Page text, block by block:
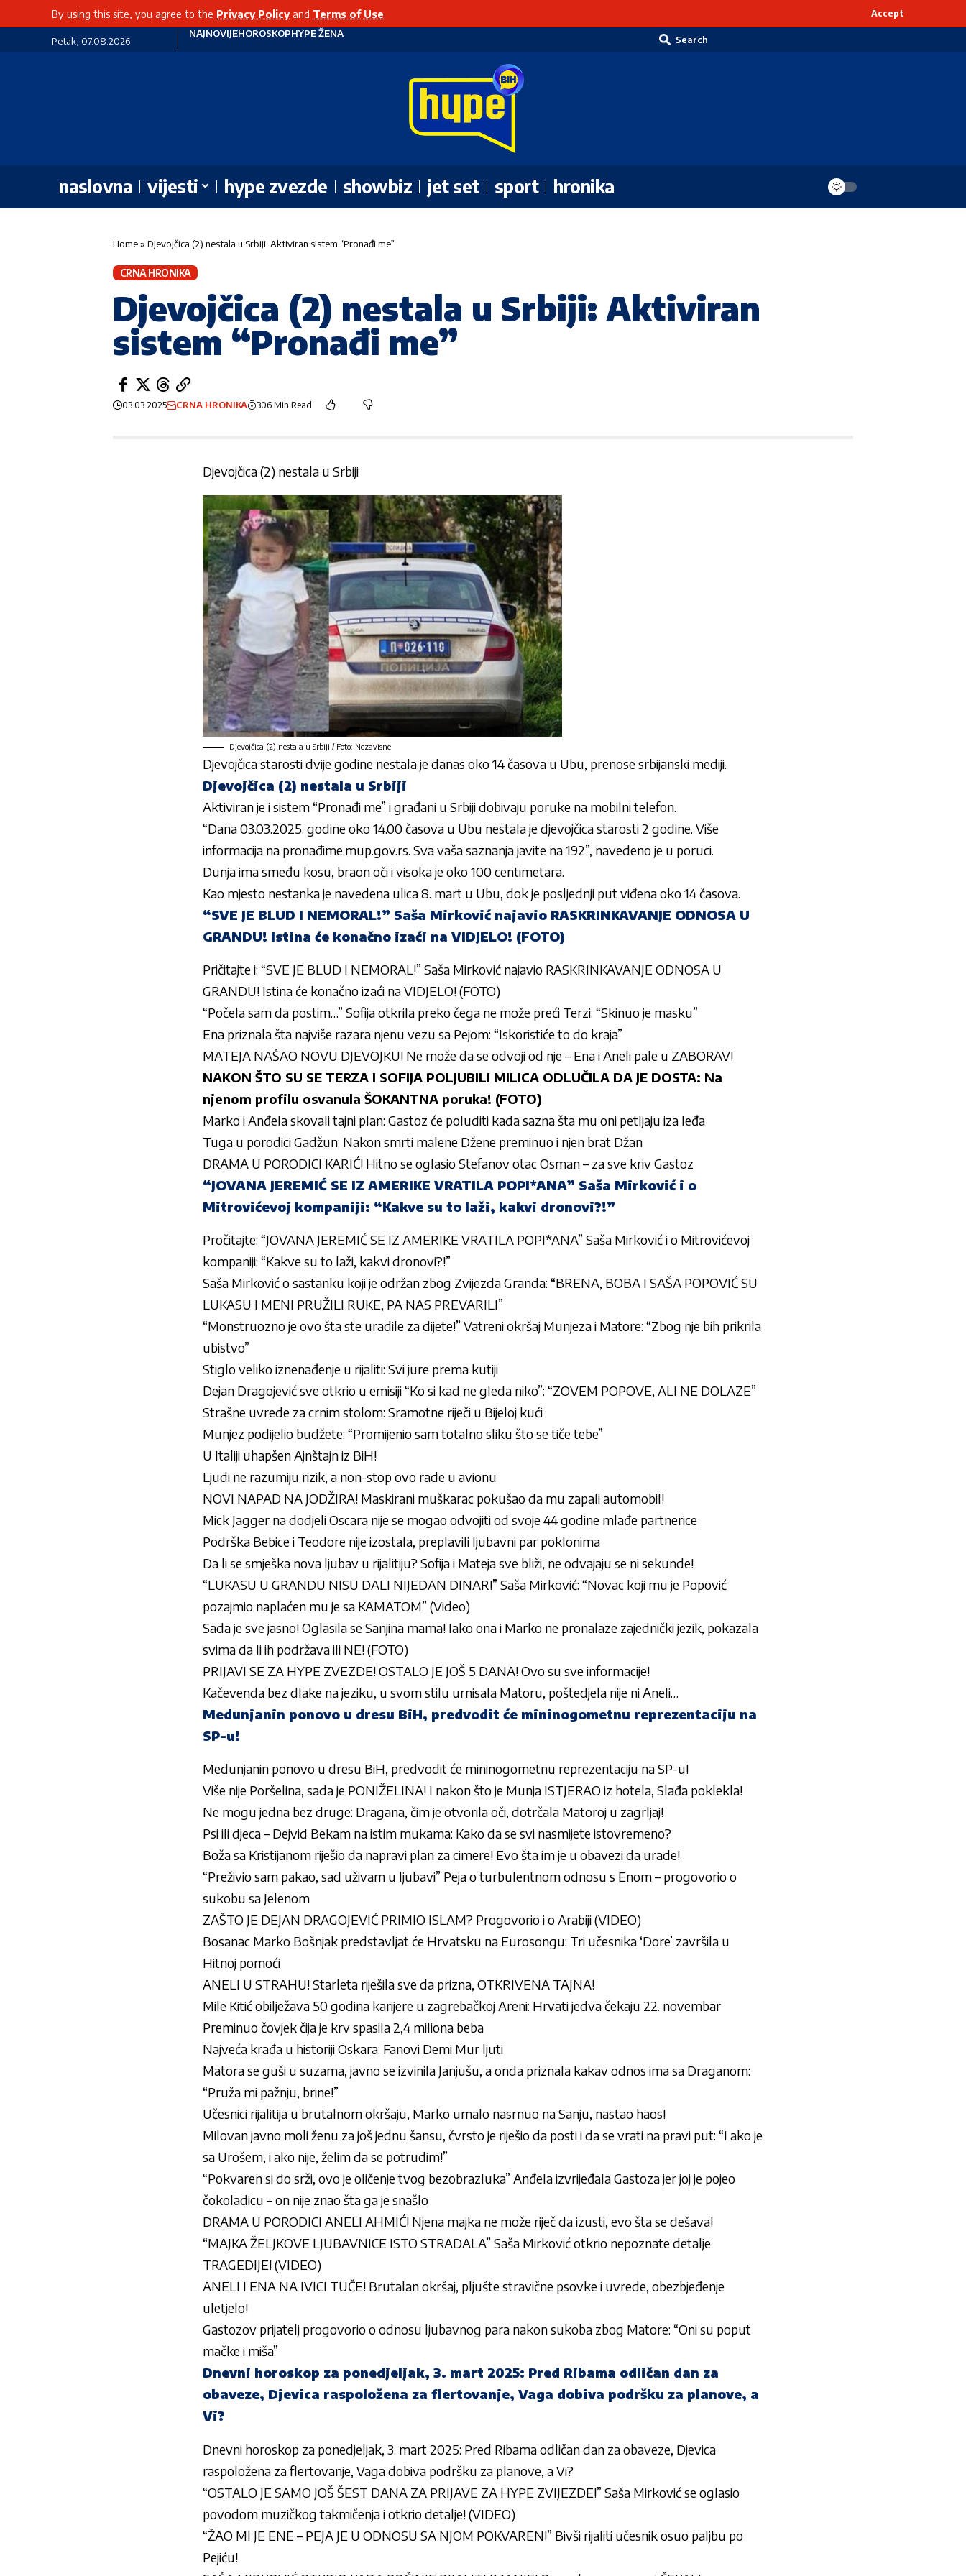
By using this site, you agree to the Privacy Policyand Terms of Use. Accept
Petak, 07.08.2026
NAJNOVIJEHOROSKOPHYPE ŽENA
Search
naslovna vijesti hype zvezde showbiz jet set sport hronika
Home» Djevojčica (2) nestala u Srbiji: Aktiviran sistem “Pronađi me”
CRNA HRONIKA
Djevojčica (2) nestala u Srbiji: Aktiviran
sistem “Pronađi me”
03.03.2025 CRNA HRONIKA 306 Min Read
Djevojčica (2) nestala u Srbiji
Djevojčica (2) nestala u Srbiji / Foto: Nezavisne
Djevojčica starosti dvije godine nestala je danas oko 14 časova u Ubu, prenose srbijanski mediji.
Djevojčica (2) nestala u Srbiji
Aktiviran je i sistem “Pronađi me” i građani u Srbiji dobivaju poruke na mobilni telefon.
“Dana 03.03.2025. godine oko 14.00 časova u Ubu nestala je djevojčica starosti 2 godine. Više
informacija na pronađime.mup.gov.rs. Sva vaša saznanja javite na 192”, navedeno je u poruci.
Dunja ima smeđu kosu, braon oči i visoka je oko 100 centimetara.
Kao mjesto nestanka je navedena ulica 8. mart u Ubu, dok je posljednji put viđena oko 14 časova.
“SVE JE BLUD I NEMORAL!” Saša Mirković najavio RASKRINKAVANJE ODNOSA U
GRANDU! Istina će konačno izaći na VIDJELO! (FOTO)
Pričitajte i: “SVE JE BLUD I NEMORAL!” Saša Mirković najavio RASKRINKAVANJE ODNOSA U
GRANDU! Istina će konačno izaći na VIDJELO! (FOTO)
“Počela sam da postim…” Sofija otkrila preko čega ne može preći Terzi: “Skinuo je masku”
Ena priznala šta najviše razara njenu vezu sa Pejom: “Iskoristiće to do kraja”
MATEJA NAŠAO NOVU DJEVOJKU! Ne može da se odvoji od nje – Ena i Aneli pale u ZABORAV!
NAKON ŠTO SU SE TERZA I SOFIJA POLJUBILI MILICA ODLUČILA DA JE DOSTA: Na
njenom profilu osvanula ŠOKANTNA poruka! (FOTO)
Marko i Anđela skovali tajni plan: Gastoz će poluditi kada sazna šta mu oni petljaju iza leđa
Tuga u porodici Gadžun: Nakon smrti malene Džene preminuo i njen brat Džan
DRAMA U PORODICI KARIĆ! Hitno se oglasio Stefanov otac Osman – za sve kriv Gastoz
“JOVANA JEREMIĆ SE IZ AMERIKE VRATILA POPI*ANA” Saša Mirković i o
Mitrovićevoj kompaniji: “Kakve su to laži, kakvi dronovi?!”
Pročitajte: “JOVANA JEREMIĆ SE IZ AMERIKE VRATILA POPI*ANA” Saša Mirković i o Mitrovićevoj
kompaniji: “Kakve su to laži, kakvi dronovi?!”
Saša Mirković o sastanku koji je održan zbog Zvijezda Granda: “BRENA, BOBA I SAŠA POPOVIĆ SU
LUKASU I MENI PRUŽILI RUKE, PA NAS PREVARILI”
“Monstruozno je ovo šta ste uradile za dijete!” Vatreni okršaj Munjeza i Matore: “Zbog nje bih prikrila
ubistvo”
Stiglo veliko iznenađenje u rijaliti: Svi jure prema kutiji
Dejan Dragojević sve otkrio u emisiji “Ko si kad ne gleda niko”: “ZOVEM POPOVE, ALI NE DOLAZE”
Strašne uvrede za crnim stolom: Sramotne riječi u Bijeloj kući
Munjez podijelio budžete: “Promijenio sam totalno sliku što se tiče tebe”
U Italiji uhapšen Ajnštajn iz BiH!
Ljudi ne razumiju rizik, a non-stop ovo rade u avionu
NOVI NAPAD NA JODŽIRA! Maskirani muškarac pokušao da mu zapali automobil!
Mick Jagger na dodjeli Oscara nije se mogao odvojiti od svoje 44 godine mlađe partnerice
Podrška Bebice i Teodore nije izostala, preplavili ljubavni par poklonima
Da li se smješka nova ljubav u rijalitiju? Sofija i Mateja sve bliži, ne odvajaju se ni sekunde!
“LUKASU U GRANDU NISU DALI NIJEDAN DINAR!” Saša Mirković: “Novac koji mu je Popović
pozajmio naplaćen mu je sa KAMATOM” (Video)
Sada je sve jasno! Oglasila se Sanjina mama! Iako ona i Marko ne pronalaze zajednički jezik, pokazala
svima da li ih podržava ili NE! (FOTO)
PRIJAVI SE ZA HYPE ZVEZDE! OSTALO JE JOŠ 5 DANA! Ovo su sve informacije!
Kačevenda bez dlake na jeziku, u svom stilu urnisala Matoru, poštedjela nije ni Aneli…
Medunjanin ponovo u dresu BiH, predvodit će mininogometnu reprezentaciju na
SP-u!
Medunjanin ponovo u dresu BiH, predvodit će mininogometnu reprezentaciju na SP-u!
Više nije Poršelina, sada je PONIŽELINA! I nakon što je Munja ISTJERAO iz hotela, Slađa poklekla!
Ne mogu jedna bez druge: Dragana, čim je otvorila oči, dotrčala Matoroj u zagrljaj!
Psi ili djeca – Dejvid Bekam na istim mukama: Kako da se svi nasmijete istovremeno?
Boža sa Kristijanom riješio da napravi plan za cimere! Evo šta im je u obavezi da urade!
“Preživio sam pakao, sad uživam u ljubavi” Peja o turbulentnom odnosu s Enom – progovorio o
sukobu sa Jelenom
ZAŠTO JE DEJAN DRAGOJEVIĆ PRIMIO ISLAM? Progovorio i o Arabiji (VIDEO)
Bosanac Marko Bošnjak predstavljat će Hrvatsku na Eurosongu: Tri učesnika ‘Dore’ završila u
Hitnoj pomoći
ANELI U STRAHU! Starleta riješila sve da prizna, OTKRIVENA TAJNA!
Mile Kitić obilježava 50 godina karijere u zagrebačkoj Areni: Hrvati jedva čekaju 22. novembar
Preminuo čovjek čija je krv spasila 2,4 miliona beba
Najveća krađa u historiji Oskara: Fanovi Demi Mur ljuti
Matora se guši u suzama, javno se izvinila Janjušu, a onda priznala kakav odnos ima sa Draganom:
“Pruža mi pažnju, brine!”
Učesnici rijalitija u brutalnom okršaju, Marko umalo nasrnuo na Sanju, nastao haos!
Milovan javno moli ženu za još jednu šansu, čvrsto je riješio da posti i da se vrati na pravi put: “I ako je
sa Urošem, i ako nije, želim da se potrudim!”
“Pokvaren si do srži, ovo je oličenje tvog bezobrazluka” Anđela izvrijeđala Gastoza jer joj je pojeo
čokoladicu – on nije znao šta ga je snašlo
DRAMA U PORODICI ANELI AHMIĆ! Njena majka ne može riječ da izusti, evo šta se dešava!
“MAJKA ŽELJKOVE LJUBAVNICE ISTO STRADALA” Saša Mirković otkrio nepoznate detalje
TRAGEDIJE! (VIDEO)
ANELI I ENA NA IVICI TUČE! Brutalan okršaj, pljušte stravične psovke i uvrede, obezbjeđenje
uletjelo!
Gastozov prijatelj progovorio o odnosu ljubavnog para nakon sukoba zbog Matore: “Oni su poput
mačke i miša”
Dnevni horoskop za ponedjeljak, 3. mart 2025: Pred Ribama odličan dan za
obaveze, Djevica raspoložena za flertovanje, Vaga dobiva podršku za planove, a
Vi?
Dnevni horoskop za ponedjeljak, 3. mart 2025: Pred Ribama odličan dan za obaveze, Djevica
raspoložena za flertovanje, Vaga dobiva podršku za planove, a Vi?
“OSTALO JE SAMO JOŠ ŠEST DANA ZA PRIJAVE ZA HYPE ZVIJEZDE!” Saša Mirković se oglasio
povodom muzičkog takmičenja i otkrio detalje! (VIDEO)
“ŽAO MI JE ENE – PEJA JE U ODNOSU SA NJOM POKVAREN!” Bivši rijaliti učesnik osuo paljbu po
Pejiću!